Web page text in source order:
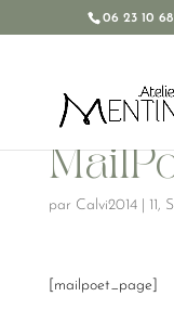
06 23 10
par Calvi2014| 11,
[mailpoet_page]